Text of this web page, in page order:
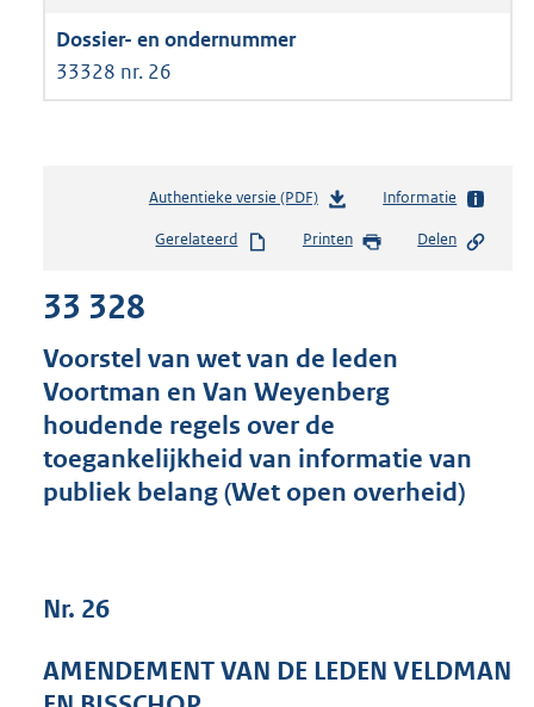
33328 nr. 26
Authentieke versie (PDF)b
s
s
g
r
o
o
t
b
Informatie
Gerelateerd Printen Delen
33 328
Voorstel van wet van de leden
Voortman en Van Weyenberg
houdende regels over de
toegankelijkheid van informatie van
publiek belang (Wet open overheid)
Nr. 26
AMENDEMENT VAN DE LEDEN VELDMAN